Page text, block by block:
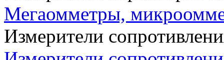
Мегаомметры,
Измерители